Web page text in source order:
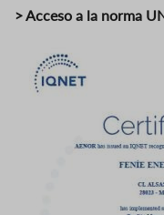
> Acceso a la norma